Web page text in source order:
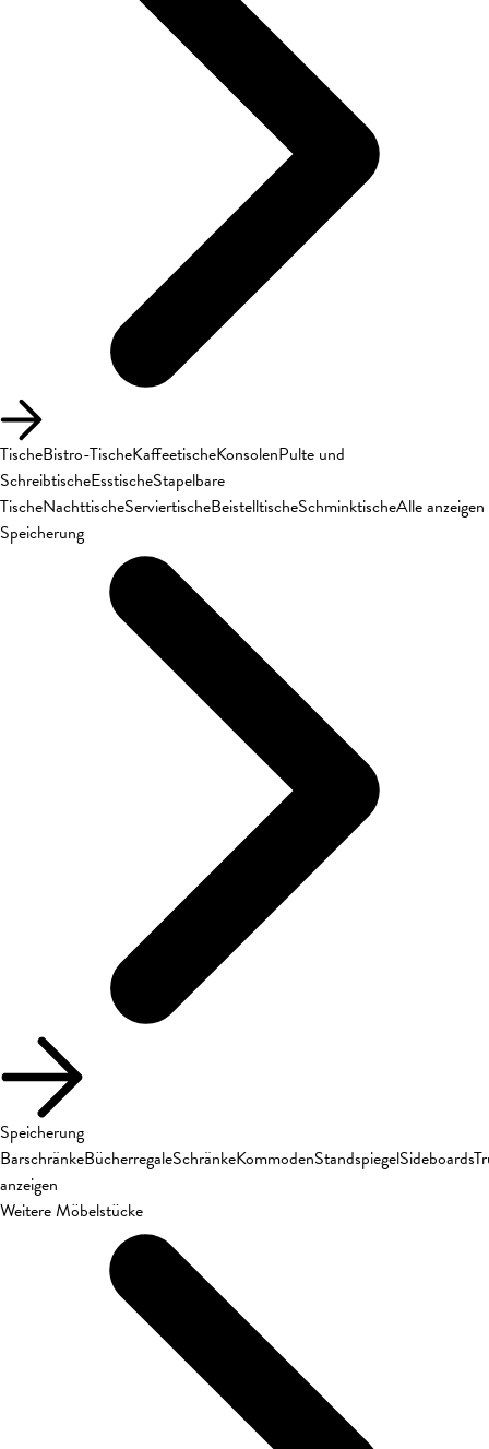
TischeBistro-TischeKaffeetischeKonsolenPulte und
SchreibtischeEsstischeStapelbare
TischeNachttischeServiertischeBeistelltischeSchminktischeAlle anzeigen
Speicherung
Speicherung
BarschränkeBücherregaleSchränkeKommodenStandspiegelSideboards
anzeigen
Weitere Möbelstücke